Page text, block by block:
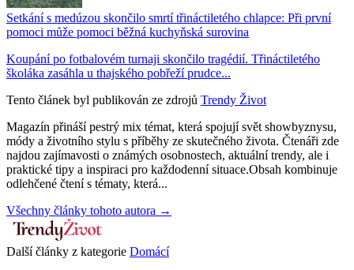
Setkání s medúzou skončilo smrtí třináctiletého chlapce: Při první
pomoci může pomoci běžná kuchyňská surovina
Koupání po fotbalovém turnaji skončilo tragédií. Třináctiletého
školáka zasáhla u thajského pobřeží prudce...
Tento článek byl publikován ze zdrojů Trendy Život
Magazín přináší pestrý mix témat, která spojují svět showbyznysu,
módy a životního stylu s příběhy ze skutečného života. Čtenáři zde
najdou zajímavosti o známých osobnostech, aktuální trendy, ale i
praktické tipy a inspiraci pro každodenní situace.Obsah kombinuje
odlehčené čtení s tématy, která...
Všechny články tohoto autora →
Další články z kategorie Domácí